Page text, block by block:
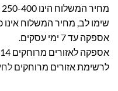
מחיר המשלוח הינו 250-400 שח וייקבע על פי אזור מגוריכם.
שימו לב, מחיר המשלוח
אספקה עד 7 ימי עסקים.
אספקה לאזורים מרוחקים 10-14 ימי עסקים
לרשימת אזורים מרוחקים